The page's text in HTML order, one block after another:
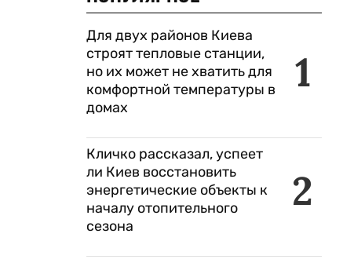
1
Для двух районов Киева
строят тепловые станции,
но их может не хватить для
комфортной температуры в
домах
2
Кличко рассказал, успеет
ли Киев восстановить
энергетические объекты к
началу отопительного
сезона